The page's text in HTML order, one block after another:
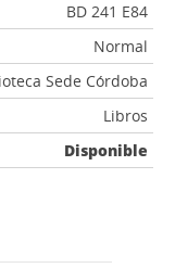
BD 241 E84
Normal
Sede Córdoba
Libros
Disponible